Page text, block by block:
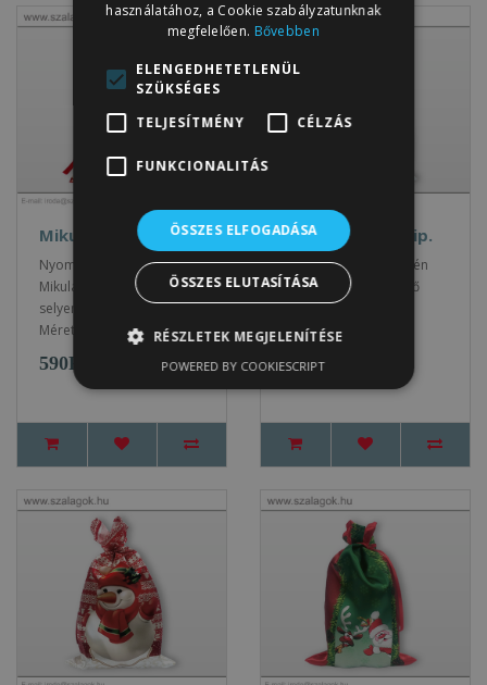
Mikulás zsák 6.tip.
Nyomott mintás, szatén
Mikulás zsák, hozzáillő
selyem megkötővel.
Mérete: 18x28 cm ..
590Ft
Mikulás zsák 7.tip.
Nyomott mintás, szatén
Mikulás zsák, hozzáillő
selyem megkötővel.
Mérete: 18x28 cm ..
590Ft
használatához, a Cookie szabályzatunknak
megfelelően. Bővebben
ELENGEDHETETLENÜL
SZÜKSÉGES
TELJESÍTMÉNY
CÉLZÁS
FUNKCIONALITÁS
ÖSSZES ELFOGADÁSA
ÖSSZES ELUTASÍTÁSA
RÉSZLETEK MEGJELENÍTÉSE
POWERED BY COOKIESCRIPT